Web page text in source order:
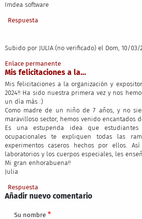
Imdea software
Respuesta
Subido por JULIA (no verificado) el Dom, 10/03/
Enlace permanente
Mis felicitaciones a la…
Mis felicitaciones a la organización y
2024!! Ha sido nuestra primera vez y nos
un día más :)
Como madre de un niño de 7 años, y no
maravilloso sector, hemos venido encantados
Es una estupenda idea que
ocupacionales te expliquen todas las
experimentos caseros hechos por ellos.
laboratorios y los cuerpos especiales, les
Mi gran enhorabuena!!
Julia
Respuesta
Añadir nuevo comentario
Su nombre